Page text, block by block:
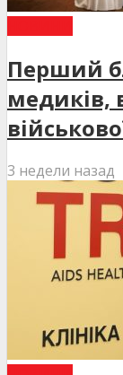
Перший
медиків,
3 недели назад